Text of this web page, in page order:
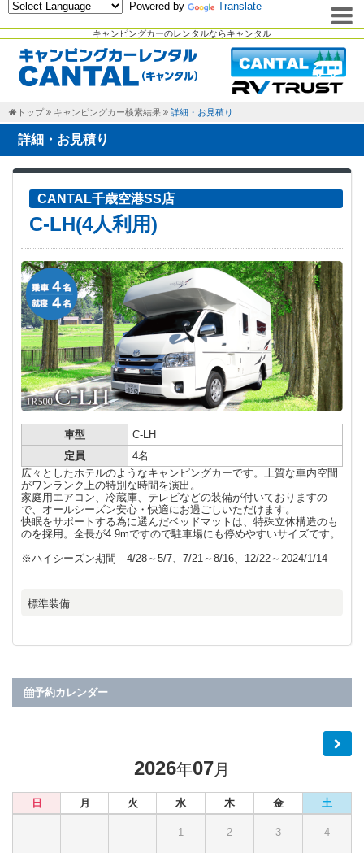
キャンピングカーのレンタルならキャンタル
Powered by Translate
トップ キャンピングカー検索結果 詳細・お見積り
詳細・お見積り
CANTAL千歳空港SS店
C-LH(4人利用)
車型
C-LH
定員
4名
広々としたホテルのようなキャンピングカーです。上質な車内空間
がワンランク上の特別な時間を演出。
家庭用エアコン、冷蔵庫、テレビなどの装備が付いておりますの
で、オールシーズン安心・快適にお過ごしいただけます。
快眠をサポートする為に選んだベッドマットは、特殊立体構造のも
のを採用。全長が4.9mですので駐車場にも停めやすいサイズです。
※ハイシーズン期間 4/28～5/7、7/21～8/16、12/22～2024/1/14
標準装備
予約カレンダー
2026年07月
日 月 火 水 木 金 土
1 2 3 4